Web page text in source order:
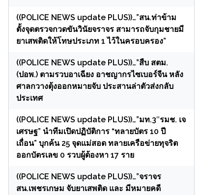
((POLICE NEWS update PLUS))…”สน.ท่าข้าม
ตั้งจุดตรวจกวดขันวินัยจราจร สามารถจับกุมชายมี
ยาเสพติดให้โทษประเภท 1 ไว้ในครอบครอง”
((POLICE NEWS update PLUS))…”สืบ สตม.
(ปอพ.) ตามรวบอาเฉียง อาชญากรไซเบอร์จีน หลัง
ศาลกวางตุ้งออกหมายจับ ประสานล่าตัวส่งกลับ
ประเทศ
((POLICE NEWS update PLUS))…”มท.3″รมช. เจ
เศรษฐ” นำทีมเปิดปฏิบัติการ “ทลายบัตร 10 ปี
เถื่อน” บุกค้น 25 จุดแม่สอด ทลายเครือข่ายทุจริต
ออกบัตรเลข 0 รวบผู้ต้องหา 17 ราย
((POLICE NEWS update PLUS))…”จราจร
สน.เพชรเกษม จับยาเสพติด และ มีหมายคดี